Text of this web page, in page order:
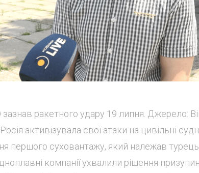
зазнав ракетного удару 19 липня. Джерело:
активізувала свої атаки на цивільні
першого суховантажу, який належав
компанії ухвалили рішення